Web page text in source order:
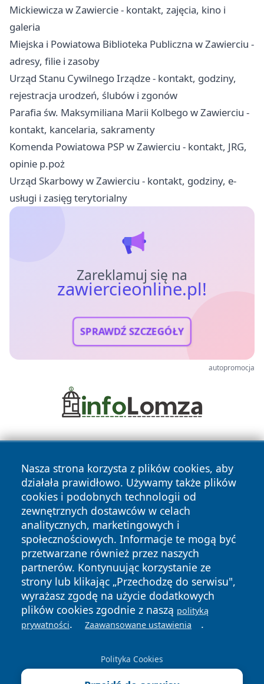
Mickiewicza w Zawiercie - kontakt, zajęcia, kino i
galeria
Miejska i Powiatowa Biblioteka Publiczna w Zawierciu -
adresy, filie i zasoby
Urząd Stanu Cywilnego Irządze - kontakt, godziny,
rejestracja urodzeń, ślubów i zgonów
Parafia św. Maksymiliana Marii Kolbego w Zawierciu -
kontakt, kancelaria, sakramenty
Komenda Powiatowa PSP w Zawierciu - kontakt, JRG,
opinie p.poż
Urząd Skarbowy w Zawierciu - kontakt, godziny, e-
usługi i zasięg terytorialny
Zareklamuj się na
zawiercieonline.pl!
SPRAWDŹ SZCZEGÓŁY
autopromocja
Nasza strona korzysta z plików cookies, aby
działała prawidłowo. Używamy także plików
cookies i podobnych technologii od
zewnętrznych dostawców w celach
analitycznych, marketingowych i
społecznościowych. Informacje te mogą być
przetwarzane również przez naszych
partnerów. Kontynuując korzystanie ze
strony lub klikając „Przechodzę do serwisu",
wyrażasz zgodę na użycie dodatkowych
plików cookies zgodnie z naszą polityką
prywatności. Zaawansowane ustawienia .
Polityka Cookies
Copyright © 2026 zawiercieonline.pl Wszystkie prawa
zastrzeżone.
News Autorzy
Polityka
Prywatności
Polityka
Cookies